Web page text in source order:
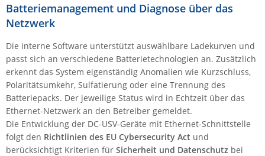
Batteriemanagement und Diagnose über das
Netzwerk
Die interne Software unterstützt auswählbare Ladekurven und
passt sich an verschiedene Batterietechnologien an. Zusätzlich
erkennt das System eigenständig Anomalien wie Kurzschluss,
Polaritätsumkehr, Sulfatierung oder eine Trennung des
Batteriepacks. Der jeweilige Status wird in Echtzeit über das
Ethernet-Netzwerk an den Betreiber gemeldet.
Die Entwicklung der DC-USV-Geräte mit Ethernet-Schnittstelle
folgt den Richtlinien des EU Cybersecurity Act und
berücksichtigt Kriterien für Sicherheit und Datenschutz bei